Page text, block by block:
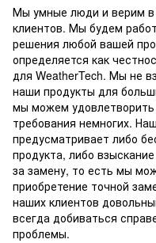
Мы умные люди и верим в
клиентов. Мы будем
решения любой вашей
определяется как
для WeatherTech. Мы не
наши продукты для
мы можем
требования немногих.
предусматривает либо
продукта, либо
за замену, то есть мы
приобретение точной
наших клиентов
всегда добиваться
проблемы.